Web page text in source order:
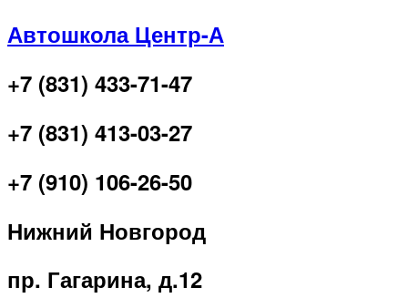
Автошкола Центр-А
+7 (831) 433-71-47
+7 (831) 413-03-27
+7 (910) 106-26-50
Нижний Новгород
пр. Гагарина, д.12